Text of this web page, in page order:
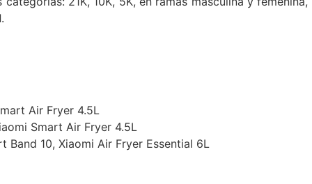
.
Air Fryer 4.5L
Smart Air Fryer 4.5L
10, Xiaomi Air Fryer Essential 6L